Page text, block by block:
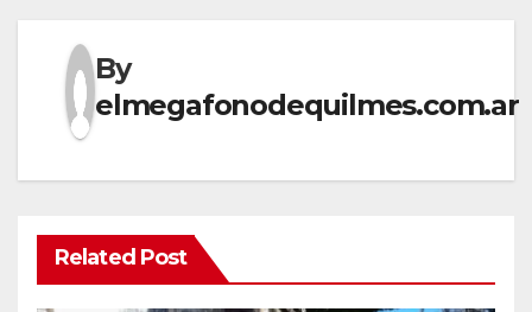
By
elmegafonodequilmes.com.ar
Related Post